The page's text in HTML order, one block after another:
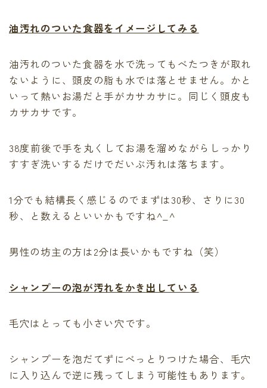
油汚れのついた食器をイメージしてみる
油汚れのついた食器を水で洗ってもべたつきが取れ
ないように、頭皮の脂も水では落とせません。かと
いって熱いお湯だと手がカサカサに。同じく頭皮も
カサカサです。
38度前後で手を丸くしてお湯を溜めながらしっかり
すすぎ洗いするだけでだいぶ汚れは落ちます。
1分でも結構長く感じるのでまずは30秒、さりに30
秒、と数えるといいかもですね^_^
男性の坊主の方は2分は長いかもですね（笑）
シャンプーの泡が汚れをかき出している
毛穴はとっても小さい穴です。
シャンプーを泡だてずにべっとりつけた場合、毛穴
に入り込んで逆に残ってしまう可能性もあります。